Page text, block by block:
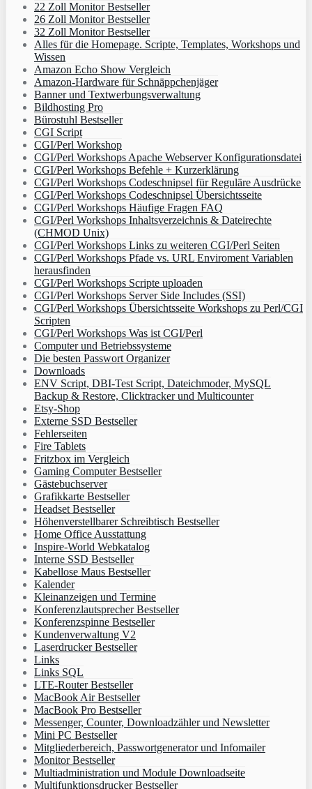
22 Zoll Monitor Bestseller
26 Zoll Monitor Bestseller
32 Zoll Monitor Bestseller
Alles für die Homepage. Scripte, Templates, Workshops und
Wissen
Amazon Echo Show Vergleich
Amazon-Hardware für Schnäppchenjäger
Banner und Textwerbungsverwaltung
Bildhosting Pro
Bürostuhl Bestseller
CGI Script
CGI/Perl Workshop
CGI/Perl Workshops Apache Webserver Konfigurationsdatei
CGI/Perl Workshops Befehle + Kurzerklärung
CGI/Perl Workshops Codeschnipsel für Reguläre Ausdrücke
CGI/Perl Workshops Codeschnipsel Übersichtsseite
CGI/Perl Workshops Häufige Fragen FAQ
CGI/Perl Workshops Inhaltsverzeichnis & Dateirechte
(CHMOD Unix)
CGI/Perl Workshops Links zu weiteren CGI/Perl Seiten
CGI/Perl Workshops Pfade vs. URL Enviroment Variablen
herausfinden
CGI/Perl Workshops Scripte uploaden
CGI/Perl Workshops Server Side Includes (SSI)
CGI/Perl Workshops Übersichtsseite Workshops zu Perl/CGI
Scripten
CGI/Perl Workshops Was ist CGI/Perl
Computer und Betriebssysteme
Die besten Passwort Organizer
Downloads
ENV Script, DBI-Test Script, Dateichmoder, MySQL
Backup & Restore, Clicktracker und Multicounter
Etsy-Shop
Externe SSD Bestseller
Fehlerseiten
Fire Tablets
Fritzbox im Vergleich
Gaming Computer Bestseller
Gästebuchserver
Grafikkarte Bestseller
Headset Bestseller
Höhenverstellbarer Schreibtisch Bestseller
Home Office Ausstattung
Inspire-World Webkatalog
Interne SSD Bestseller
Kabellose Maus Bestseller
Kalender
Kleinanzeigen und Termine
Konferenzlautsprecher Bestseller
Konferenzspinne Bestseller
Kundenverwaltung V2
Laserdrucker Bestseller
Links
Links SQL
LTE-Router Bestseller
MacBook Air Bestseller
MacBook Pro Bestseller
Messenger, Counter, Downloadzähler und Newsletter
Mini PC Bestseller
Mitgliederbereich, Passwortgenerator und Infomailer
Monitor Bestseller
Multiadministration und Module Downloadseite
Multifunktionsdrucker Bestseller